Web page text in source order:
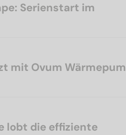
Serienstart im
mit Ovum
lobt die effiziente